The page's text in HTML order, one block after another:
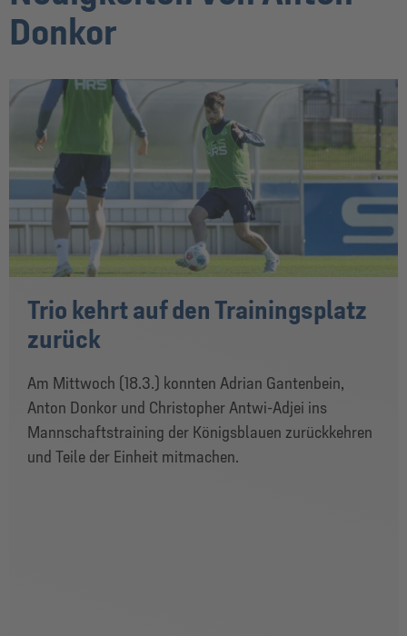
Donkor
Trio kehrt auf den Trainingsplatz
zurück
Am Mittwoch (18.3.) konnten Adrian Gantenbein,
Anton Donkor und Christopher Antwi-Adjei ins
Mannschaftstraining der Königsblauen zurückkehren
und Teile der Einheit mitmachen.